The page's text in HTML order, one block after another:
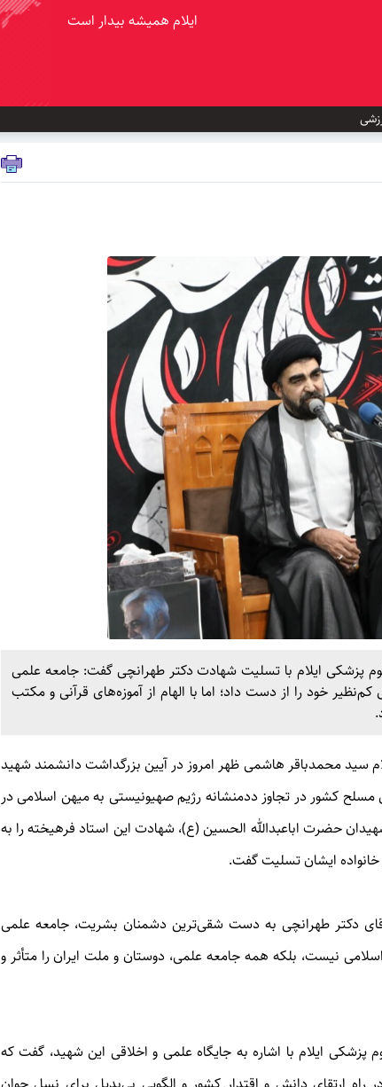
ایلام همیشه بیدار است
پزشکی ایلام با تسلیت شهادت دکتر طهرانچی گفت: جامعه علمی
خود را از دست داد؛ اما با الهام از آموزه‌های قرآنی و مکتب
سید محمدباقر هاشمی ظهر امروز در آیین بزرگداشت دانشمند شهید
کشور در تجاوز ددمنشانه رژیم صهیونیستی به میهن اسلامی در
حضرت اباعبدالله الحسین (ع)، شهادت این استاد فرهیخته را به
ایشان تسلیت گفت.
دکتر طهرانچی به دست شقی‌ترین دشمنان بشریت، جامعه علمی
اسلامی نیست، بلکه همه جامعه علمی، دوستان و ملت ایران را متأثر و
ایلام با اشاره به جایگاه علمی و اخلاقی این شهید، گفت که